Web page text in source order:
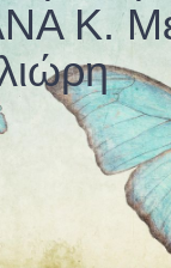
Κ.